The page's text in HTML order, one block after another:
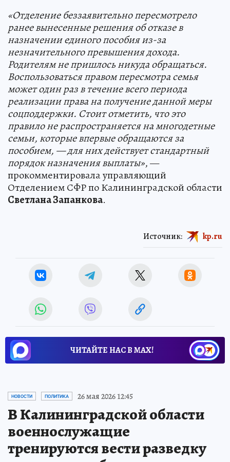
«Отделение беззаявительно пересмотрело
ранее вынесенные решения об отказе в
назначении единого пособия из-за
незначительного превышения дохода.
Родителям не пришлось никуда обращаться.
Воспользоваться правом пересмотра семья
может один раз в течение всего периода
реализации права на получение данной меры
соцподдержки. Стоит отметить, что это
правило не распространяется на многодетные
семьи, которые впервые обращаются за
пособием, — для них действует стандартный
порядок назначения выплаты», —
прокомментировала управляющий
Отделением СФР по Калининградской области
Светлана Запанкова.
Источник: kp.ru
ЧИТАЙТЕ НАС В МАХ!
НОВОСТИ ПОЛИТИКА 26 мая 2026 12:45
В Калининградской области
военнослужащие
тренируются вести разведку